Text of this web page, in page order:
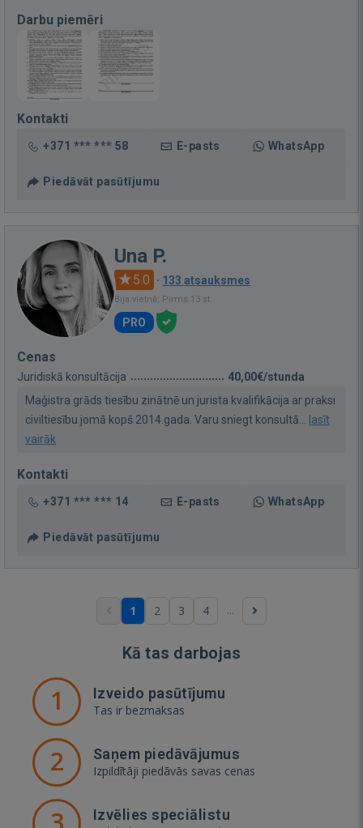
Darbu piemēri
Kontakti
+371 *** *** 58 E-pasts WhatsApp
Piedāvāt pasūtījumu
Una P.
5.0 · 133 atsauksmes
Bija vietnē: Pirms 13 st.
PRO
Cenas
Juridiskā konsultācija
40,00€/stunda
Maģistra grāds tiesību zinātnē un jurista kvalifikācija ar praksi
civiltiesību jomā kopš 2014.gada. Varu sniegt konsultā... lasīt
vairāk
Kontakti
+371 *** *** 14 E-pasts WhatsApp
Piedāvāt pasūtījumu
1 2 3 4 ...
Kā tas darbojas
1 Izveido pasūtījumu
Tas ir bezmaksas
2 Saņem piedāvājumus
Izpildītāji piedāvās savas cenas
Izvēlies speciālistu